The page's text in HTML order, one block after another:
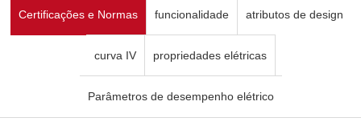
Certificações e Normas funcionalidade atributos de design
curva IV propriedades elétricas
Parâmetros de desempenho elétrico